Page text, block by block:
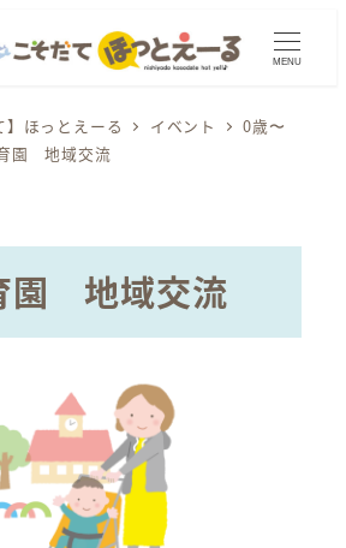
MENU
】ほっとえーる イベント
0歳〜
園 地域交流
園 地域交流